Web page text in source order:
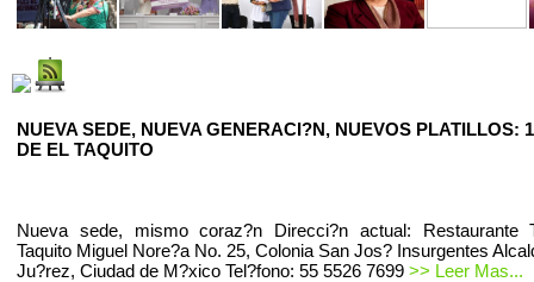
NUEVA SEDE, NUEVA GENERACI?N, NUEVOS PLATILLOS:
DE EL TAQUITO
Nueva sede, mismo coraz?n Direcci?n actual: Restaurante
Taquito Miguel Nore?a No. 25, Colonia San Jos? Insurgentes
Ju?rez, Ciudad de M?xico Tel?fono: 55 5526 7699 >> Leer Mas...